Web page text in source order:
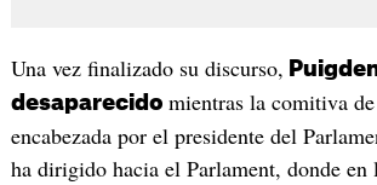
Una vez finalizado su discurso,
desaparecido mientras la comitiva
encabezada por el presidente del
ha dirigido hacia el Parlament, donde en